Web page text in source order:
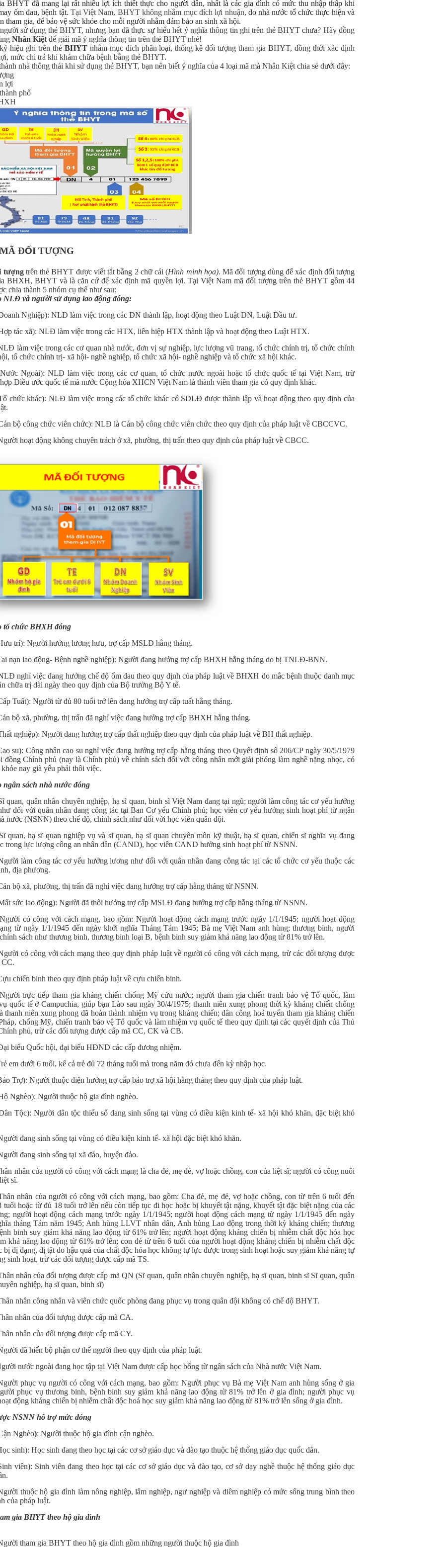
BHYT đã mang lại rất nhiều lợi ích thiết thực cho người dân, nhất là các gia đình có mức thu nhập thấp khi
ốm đau, bệnh tật. Tại Việt Nam, BHYT không nhắm mục đích lợi nhuận, do nhà nước tổ chức thực hiện và
tham gia, để bảo vệ sức khỏe cho mỗi người nhằm đảm bảo an sinh xã hội.
sử dụng thẻ BHYT, nhưng bạn đã thực sự hiểu hết ý nghĩa thông tin ghi trên thẻ BHYT chưa? Hãy đồng
Nhân Kiệt để giải mã ý nghĩa thông tin trên thẻ BHYT nhé!
hiệu ghi trên thẻ BHYTnhằm mục đích phân loại, thống kê đối tượng tham gia BHYT, đồng thời xác định
mức chi trả khi khám chữa bệnh bằng thẻ BHYT.
nhà thông thái khi sử dụng thẻ BHYT, bạn nên biết ý nghĩa của 4 loại mã mà Nhân Kiệt chia sẻ dưới đây:
lợi
phố
MÃ ĐỐI TƯỢNG
tượngtrên thẻ BHYT được viết tắt bằng 2 chữ cái (Hình minh họa). Mã đối tượng dùng để xác định đối tượng
BHXH, BHYT và là căn cứ để xác định mã quyền lợi. Tại Việt Nam mã đối tượng trên thẻ BHYT gồm 44
chia thành 5 nhóm cụ thể như sau:
NLĐ và người sử dụng lao động đóng:
Nghiệp): NLĐ làm việc trong các DN thành lập, hoạt động theo Luật DN, Luật Đầu tư.
tác xã): NLĐ làm việc trong các HTX, liên hiệp HTX thành lập và hoạt động theo Luật HTX.
làm việc trong các cơ quan nhà nước, đơn vị sự nghiệp, lực lượng vũ trang, tổ chức chính trị, tổ chức chính
tổ chức chính trị- xã hội- nghề nghiệp, tổ chức xã hội- nghề nghiệp và tổ chức xã hội khác.
Ngoài): NLĐ làm việc trong các cơ quan, tổ chức nước ngoài hoặc tổ chức quốc tế tại Việt Nam, trừ
Điều ước quốc tế mà nước Cộng hòa XHCN Việt Nam là thành viên tham gia có quy định khác.
chức khác): NLĐ làm việc trong các tổ chức khác có SDLĐ được thành lập và hoạt động theo quy định của
bộ công chức viên chức): NLĐ là Cán bộ công chức viên chức theo quy định của pháp luật về CBCCVC.
hoạt động không chuyên trách ở xã, phường, thị trấn theo quy định của pháp luật về CBCC.
tổ chức BHXH đóng
trí): Người hưởng lương hưu, trợ cấp MSLĐ hằng tháng.
nạn lao động- Bệnh nghề nghiệp): Người đang hưởng trợ cấp BHXH hằng tháng do bị TNLĐ-BNN.
nghỉ việc đang hưởng chế độ ốm đau theo quy định của pháp luật về BHXH do mắc bệnh thuộc danh mục
chữa trị dài ngày theo quy định của Bộ trưởng Bộ Y tế.
Tuất): Người từ đủ 80 tuổi trở lên đang hưởng trợ cấp tuất hằng tháng.
bộ xã, phường, thị trấn đã nghỉ việc đang hưởng trợ cấp BHXH hằng tháng.
nghiệp): Người đang hưởng trợ cấp thất nghiệp theo quy định của pháp luật về BH thất nghiệp.
su): Công nhân cao su nghỉ việc đang hưởng trợ cấp hằng tháng theo Quyết định số 206/CP ngày 30/5/1979
đồng Chính phủ (nay là Chính phủ) về chính sách đối với công nhân mới giải phóng làm nghề nặng nhọc, có
nay già yếu phải thôi việc.
ngân sách nhà nước đóng
quan, quân nhân chuyên nghiệp, hạ sĩ quan, binh sĩ Việt Nam đang tại ngũ; người làm công tác cơ yếu hưởng
đối với quân nhân đang công tác tại Ban Cơ yếu Chính phủ; học viên cơ yếu hưởng sinh hoạt phí từ ngân
nước (NSNN) theo chế độ, chính sách như đối với học viên quân đội.
quan, hạ sĩ quan nghiệp vụ và sĩ quan, hạ sĩ quan chuyên môn kỹ thuật, hạ sĩ quan, chiến sĩ nghĩa vụ đang
trong lực lượng công an nhân dân (CAND), học viên CAND hưởng sinh hoạt phí từ NSNN.
làm công tác cơ yếu hưởng lương như đối với quân nhân đang công tác tại các tổ chức cơ yếu thuộc các
địa phương.
bộ xã, phường, thị trấn đã nghỉ việc đang hưởng trợ cấp hằng tháng từ NSNN.
sức lao động): Người đã thôi hưởng trợ cấp MSLĐ đang hưởng trợ cấp hằng tháng từ NSNN.
Người có công với cách mạng, bao gồm: Người hoạt động cách mạng trước ngày 1/1/1945; người hoạt động
từ ngày 1/1/1945 đến ngày khởi nghĩa Tháng Tám 1945; Bà mẹ Việt Nam anh hùng; thương binh, người
sách như thương binh, thương binh loại B, bệnh binh suy giảm khả năng lao động từ 81% trở lên.
có công với cách mạng theo quy định pháp luật về người có công với cách mạng, trừ các đối tượng được
CC.
chiến binh theo quy định pháp luật về cựu chiến binh.
trực tiếp tham gia kháng chiến chống Mỹ cứu nước; người tham gia chiến tranh bảo vệ Tổ quốc, làm
quốc tế ở Campuchia, giúp bạn Lào sau ngày 30/4/1975; thanh niên xung phong thời kỳ kháng chiến chống
thanh niên xung phong đã hoàn thành nhiệm vụ trong kháng chiến; dân công hoả tuyến tham gia kháng chiến
chống Mỹ, chiến tranh bảo vệ Tổ quốc và làm nhiệm vụ quốc tế theo quy định tại các quyết định của Thủ
phủ, trừ các đối tượng được cấp mã CC, CK và CB.
biểu Quốc hội, đại biểu HĐND các cấp đương nhiệm.
em dưới 6 tuổi, kể cả trẻ đủ 72 tháng tuổi mà trong năm đó chưa đến kỳ nhập học.
Trợ): Người thuộc diện hưởng trợ cấp bảo trợ xã hội hằng tháng theo quy định của pháp luật.
Nghèo): Người thuộc hộ gia đình nghèo.
Tộc): Người dân tộc thiểu số đang sinh sống tại vùng có điều kiện kinh tế- xã hội khó khăn, đặc biệt khó
đang sinh sống tại vùng có điều kiện kinh tế- xã hội đặc biệt khó khăn.
đang sinh sống tại xã đảo, huyện đảo.
nhân của người có công với cách mạng là cha đẻ, mẹ đẻ, vợ hoặc chồng, con của liệt sĩ; người có công nuôi
sĩ.
nhân của người có công với cách mạng, bao gồm: Cha đẻ, mẹ đẻ, vợ hoặc chồng, con từ trên 6 tuổi đến
tuổi hoặc từ đủ 18 tuổi trở lên nếu còn tiếp tục đi học hoặc bị khuyết tật nặng, khuyết tật đặc biệt nặng của các
người hoạt động cách mạng trước ngày 1/1/1945; người hoạt động cách mạng từ ngày 1/1/1945 đến ngày
tháng Tám năm 1945; Anh hùng LLVT nhân dân, Anh hùng Lao động trong thời kỳ kháng chiến; thương
binh suy giảm khả năng lao động từ 61% trở lên; người hoạt động kháng chiến bị nhiễm chất độc hóa học
khả năng lao động từ 61% trở lên; con đẻ từ trên 6 tuổi của người hoạt động kháng chiến bị nhiễm chất độc
bị dị dạng, dị tật do hậu quả của chất độc hóa học không tự lực được trong sinh hoạt hoặc suy giảm khả năng tự
sinh hoạt, trừ các đối tượng được cấp mã TS.
nhân của đối tượng được cấp mã QN (Sĩ quan, quân nhân chuyên nghiệp, hạ sĩ quan, binh sĩ Sĩ quan, quân
nghiệp, hạ sĩ quan, binh sĩ)
nhân công nhân và viên chức quốc phòng đang phục vụ trong quân đội không có chế độ BHYT.
nhân của đối tượng được cấp mã CA.
nhân của đối tượng được cấp mã CY.
đã hiến bộ phận cơ thể người theo quy định của pháp luật.
nước ngoài đang học tập tại Việt Nam được cấp học bổng từ ngân sách của Nhà nước Việt Nam.
phục vụ người có công với cách mạng, bao gồm: Người phục vụ Bà mẹ Việt Nam anh hùng sống ở gia
phục vụ thương binh, bệnh binh suy giảm khả năng lao động từ 81% trở lên ở gia đình; người phục vụ
động kháng chiến bị nhiễm chất độc hoá học suy giảm khả năng lao động từ 81% trở lên sống ở gia đình.
NSNN hỗ trợ mức đóng
Nghèo): Người thuộc hộ gia đình cận nghèo.
sinh): Học sinh đang theo học tại các cơ sở giáo dục và đào tạo thuộc hệ thống giáo dục quốc dân.
viên): Sinh viên đang theo học tại các cơ sở giáo dục và đào tạo, cơ sở dạy nghề thuộc hệ thống giáo dục
thuộc hộ gia đình làm nông nghiệp, lâm nghiệp, ngư nghiệp và diêm nghiệp có mức sống trung bình theo
của pháp luật.
gia BHYT theo hộ gia đình
tham gia BHYT theo hộ gia đình gồm những người thuộc hộ gia đình